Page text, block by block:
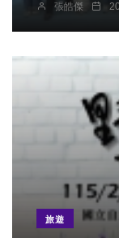
張皓傑
旅遊